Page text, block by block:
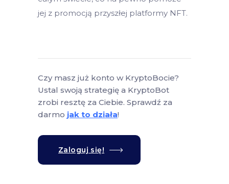
jej z promocją przyszłej platformy NFT.
Czy masz już konto w KryptoBocie?
Ustal swoją strategię a KryptoBot
zrobi resztę za Ciebie. Sprawdź za
darmo jak to działa!
Zaloguj się!